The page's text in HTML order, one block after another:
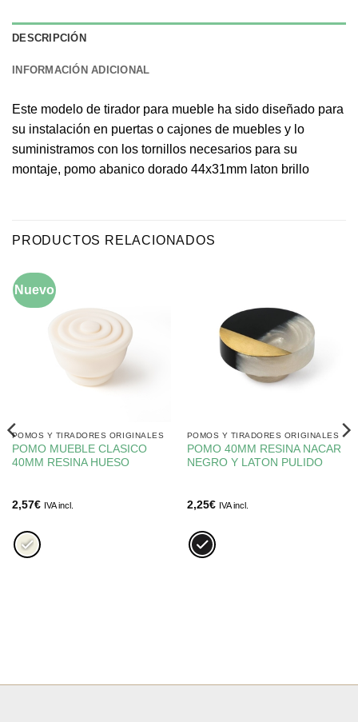
DESCRIPCIÓN
INFORMACIÓN ADICIONAL
Este modelo de tirador para mueble ha sido diseñado para
su instalación en puertas o cajones de muebles y lo
suministramos con los tornillos necesarios para su
montaje, pomo abanico dorado 44x31mm laton brillo
PRODUCTOS RELACIONADOS
Nuevo
POMOS Y TIRADORES ORIGINALES
POMO MUEBLE CLASICO
40MM RESINA HUESO
2,57€ IVA incl.
POMOS Y TIRADORES ORIGINALES
POMO 40MM RESINA NACAR
NEGRO Y LATON PULIDO
2,25€ IVA incl.